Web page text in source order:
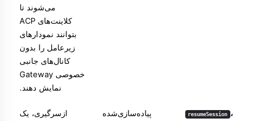
می‌شوند تا
کلاینت‌های ACP
بتوانند نمودارهای
زیرعامل را بدون
کانال‌های جانبی
خصوصی Gateway
نمایش دهند.
resumeSession ، پیاده‌سازی‌شده
ازسرگیری، یک